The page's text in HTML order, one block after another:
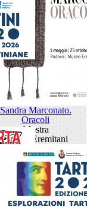
Sandra Marconato.
Oracoli
Mostra
Museo Eremitani